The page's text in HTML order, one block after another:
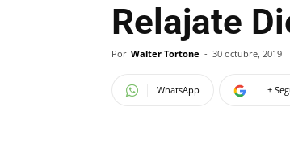
Relajate
Por Walter Tortone - 30 octubre, 2019
WhatsApp +